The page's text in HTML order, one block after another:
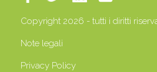
Copyright 2026 - tutti i diritti
Note legali
Privacy Policy